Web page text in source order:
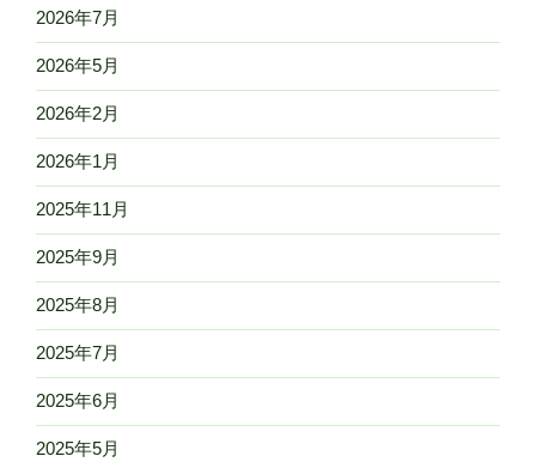
2026年7月
2026年5月
2026年2月
2026年1月
2025年11月
2025年9月
2025年8月
2025年7月
2025年6月
2025年5月